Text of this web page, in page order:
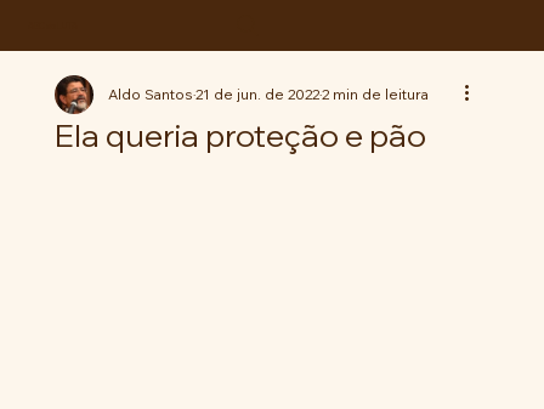
Ela queria proteção e pão
Aldo Santos21 de jun. de 20222 min de leitura